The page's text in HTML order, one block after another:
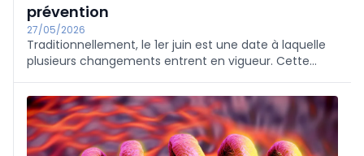
prévention
27/05/2026
Traditionnellement, le 1er juin est une date à laquelle
plusieurs changements entrent en vigueur. Cette